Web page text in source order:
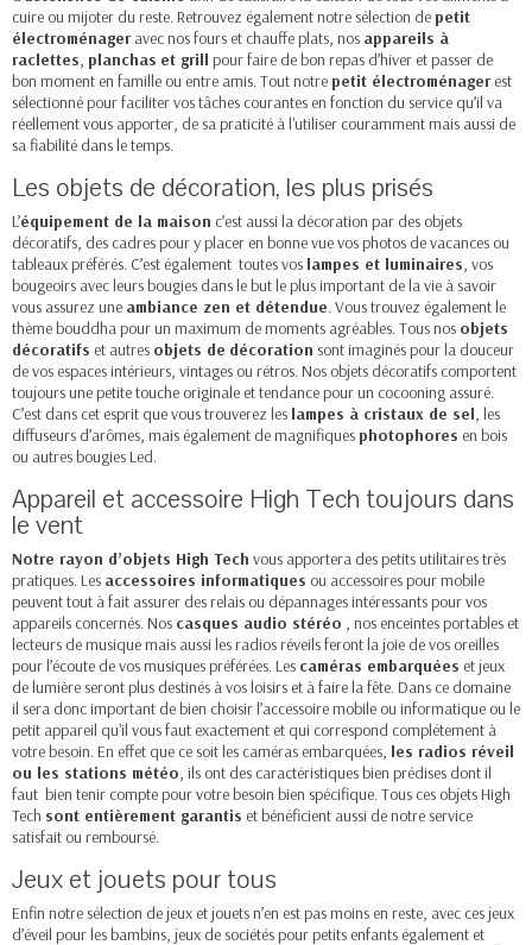
cuire ou mijoter du reste. Retrouvez également notre sélection de petit
électroménageravec nos fours et chauffe plats, nos appareils à
raclettes planchas et grill pour faire de bon repas d’hiver et passer de
bon moment en famille ou entre amis. Tout notre petit électroménagerest
sélectionné pour faciliter vos tâches courantes en fonction du service qu’il va
réellement vous apporter, de sa praticité à l'utiliser couramment mais aussi de
sa fiabilité dans le temps.
Les objets de décoration, les plus prisés
L’équipement de la maison c’est aussi la décoration par des objets
décoratifs , des cadres pour y placer en bonne vue vos photos de vacances ou
tableaux préférés. C’est également toutes vos lampes et luminaires , vos
bougeoirs avec leurs bougies dans le but le plus important de la vie à savoir
vous assurez une ambiance zen et détendue. Vous trouvez également le
thème bouddha pour un maximum de moments agréables. Tous nos objets
décoratifs et autres objets de décoration sont imaginés pour la douceur
de vos espaces intérieurs, vintages ou rétros. Nos objets décoratifs comportent
toujours une petite touche originale et tendance pour un cocooning assuré.
C’est dans cet esprit que vous trouverez les lampes à cristaux de sel , les
diffuseurs d’arômes, mais également demagnifiques photophores en bois
ou autres bougies Led.
Appareil et accessoire High Tech toujours dans
le vent
Notre rayon d’objets High Tech vous apportera des petits utilitaires très
pratiques. Les accessoires informatiques ou accessoires pour mobile
peuvent tout à fait assurer des relais ou dépannages intéressants pour vos
appareils concernés. Nos casques audio stéréo , nos enceintes portables et
lecteurs de musique mais aussi les radios réveils feront la joie de vos oreilles
pour l’écoute de vos musiques préférées. Les caméras embarquées et jeux
de lumière seront plus destinés à vos loisirs et à faire la fête. Dans ce domaine
il sera donc important de bien choisir l’accessoire mobile ou informatique ou le
petit appareil qu'il vous faut exactement et qui correspond complétement à
votre besoin. En effet que ce soit les caméras embarquées, les radios réveil
ou les stations météo , ils ont des caractéristiques bien prédises dont il
faut bien tenir compte pour votre besoin bien spécifique. Tous ces objets High
Tech sont entièrement garantis et bénéficient aussi de notre service
satisfait ou remboursé.
Jeux et jouets pour tous
Enfin notre sélection dejeux et jouetsn’en est pas moins en reste, avec ces jeux
d’éveil pour les bambins, jeux de sociétés pour petits enfants également et